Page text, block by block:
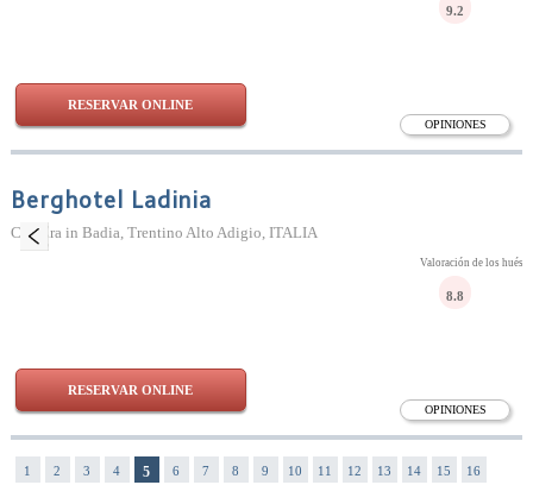
OPINIONES
9.2
RESERVAR ONLINE
Berghotel Ladinia
Corvara in Badia, Trentino Alto Adigio, ITALIA
OPINIONES
Valoración de los
8.8
RESERVAR ONLINE
1 2 3 4 5 6 7 8 9 10 11 12 13 14 15 16